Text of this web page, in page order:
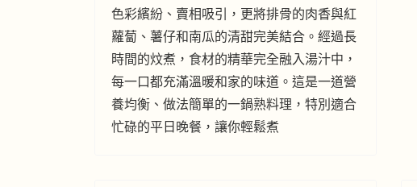
色彩繽紛、賣相吸引，更將排骨的肉香與紅
蘿蔔、薯仔和南瓜的清甜完美結合。經過長
時間的炆煮，食材的精華完全融入湯汁中，
每一口都充滿溫暖和家的味道。這是一道營
養均衡、做法簡單的一鍋熟料理，特別適合
忙碌的平日晚餐，讓你輕鬆煮